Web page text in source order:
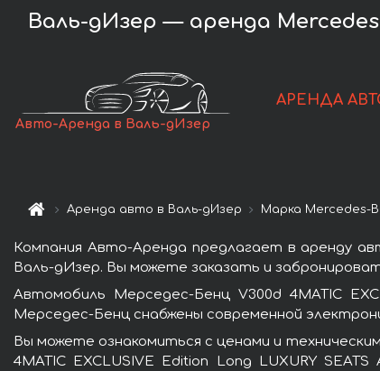
Валь-дИзер — аренда Mercedes-
Авто-Аренда в Валь-дИзер
АРЕНДА
Аренда авто в Валь-дИзер Марка Mercedes-
Компания Авто-Аренда предлагает в аренду
Валь-дИзер. Вы можете заказать и
Автомобиль Мерседес-Бенц V300d 4MATIC
Мерседес-Бенц снабжены современной
Вы можете ознакомиться с ценами и
4MATIC EXCLUSIVE Edition Long LUXURY